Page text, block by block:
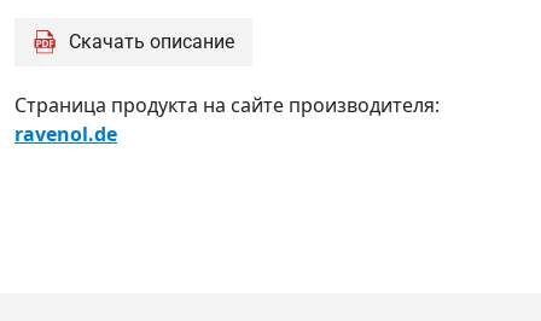
R15-
BS
6580
Скачать описание
Страница продукта на сайте производителя:
ravenol.de